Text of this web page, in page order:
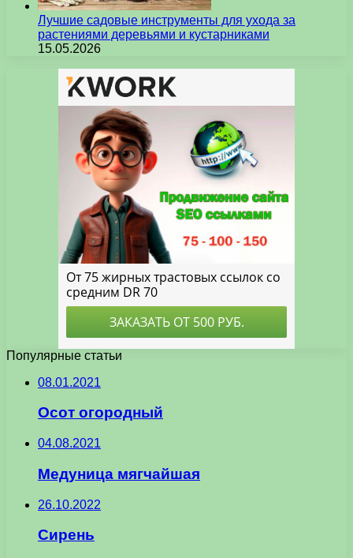
Лучшие садовые инструменты для ухода за
растениями деревьями и кустарниками
15.05.2026
Популярные статьи
08.01.2021
Осот огородный
04.08.2021
Медуница мягчайшая
26.10.2022
Сирень